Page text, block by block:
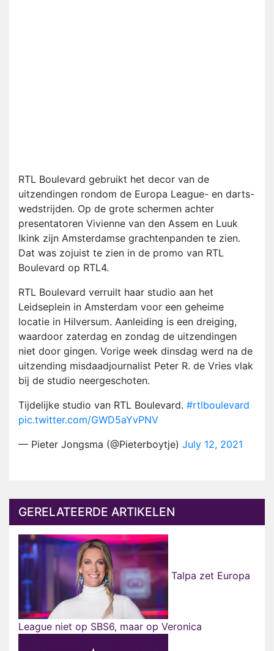
RTL Boulevard gebruikt het decor van de
uitzendingen rondom de Europa League- en darts-
wedstrijden. Op de grote schermen achter
presentatoren Vivienne van den Assem en Luuk
Ikink zijn Amsterdamse grachtenpanden te zien.
Dat was zojuist te zien in de promo van RTL
Boulevard op RTL4.
RTL Boulevard verruilt haar studio aan het
Leidseplein in Amsterdam voor een geheime
locatie in Hilversum. Aanleiding is een dreiging,
waardoor zaterdag en zondag de uitzendingen
niet door gingen. Vorige week dinsdag werd na de
uitzending misdaadjournalist Peter R. de Vries vlak
bij de studio neergeschoten.
Tijdelijke studio van RTL Boulevard. #rtlboulevard
pic.twitter.com/GWD5aYvPNV
— Pieter Jongsma (@Pieterboytje) July 12, 2021
GERELATEERDE ARTIKELEN
Talpa zet Europa
League niet op SBS6, maar op Veronica